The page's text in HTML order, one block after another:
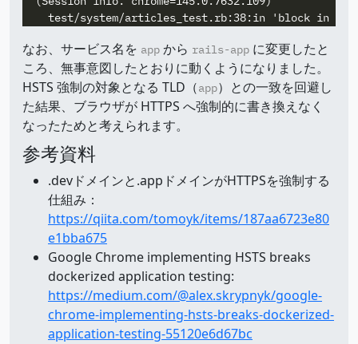
なお、サービス名を app から rails-app に変更したと
ころ、無事意図したとおりに動くようになりました。
HSTS 強制の対象となる TLD（app）との一致を回避し
た結果、ブラウザが HTTPS へ強制的に書き換えなく
なったためと考えられます。
参考資料
.devドメインと.appドメインがHTTPSを強制する
仕組み：
https://qiita.com/tomoyk/items/187aa6723e80
e1bba675
Google Chrome implementing HSTS breaks
dockerized application testing:
https://medium.com/@alex.skrypnyk/google-
chrome-implementing-hsts-breaks-dockerized-
application-testing-55120e6d67bc